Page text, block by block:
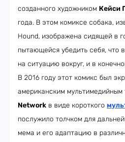
созданного художником Кейси
года. В этом комиксе собака,
Hound, изображена сидящей в
пытающейся убедить себя, что
на ситуацию вокруг, и в
В 2016 году этот комикс был
американским мультимедийным
Network в виде короткого
послужило толчком для
мема и его адаптацию в